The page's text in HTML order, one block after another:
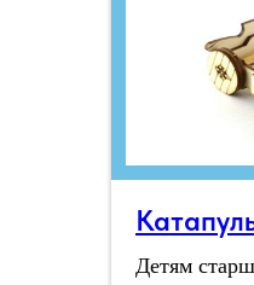
Детям